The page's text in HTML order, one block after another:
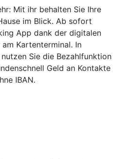
Mit ihr behalten Sie Ihre
im Blick. Ab sofort
App dank der digitalen
Kartenterminal. In
Sie die Bezahlfunktion
Geld an Kontakte
IBAN.